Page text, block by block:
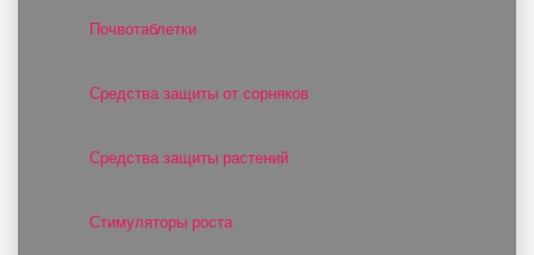
Почвотаблетки
Средства защиты от сорняков
Средства защиты растений
Стимуляторы роста